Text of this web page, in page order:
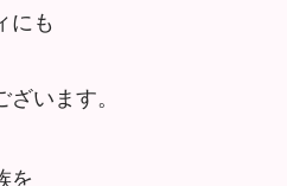
にも
います。
を